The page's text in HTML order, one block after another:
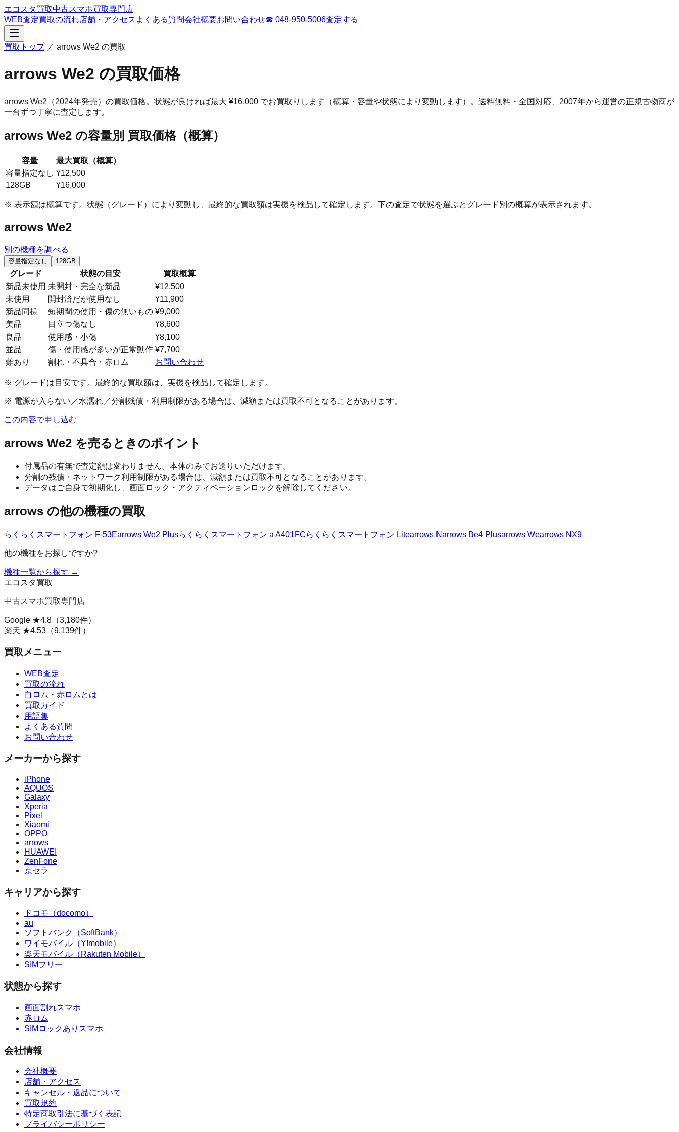
エコスタ買取中古スマホ買取専門店
WEB査定買取の流れ店舗・アクセス よくある質問会社概要お問い合わせ☎ 048-950-5006査定する
買取トップ／ arrows We2 の買取
arrows We2 の買取価格
arrows We2 （2024年発売） の買取価格。 状態が良ければ最大 ¥16,000 でお買取りします（概算・容量や状態により変動します）。 送料無料・全国対応、 2007年から運営の正規古物商が
一台ずつ丁寧に査定します。
arrows We2 の容量別 買取価格（概算）
容量
最大買取（概算）
容量指定なし ¥12,500
128GB
¥16,000
※ 表示額は概算です。状態（グレード）により変動し、最終的な買取額は実機を検品して確定します。下の査定で状態を選ぶとグレード別の概算が表示されます。
arrows We2
別の機種を調べる
容量指定なし 128GB
グレード 状態の目安
買取概算
新品未使用 未開封・完全な新品
¥12,500
未使用
開封済だが使用なし
¥11,900
新品同様
短期間の使用・傷の無いもの ¥9,000
美品
目立つ傷なし
¥8,600
良品
使用感・小傷
¥8,100
並品
傷・使用感が多いが正常動作 ¥7,700
難あり
割れ・不具合・赤ロム お問い合わせ
※ グレードは目安です。最終的な買取額は、実機を検品して確定します。
※ 電源が入らない／水濡れ／分割残債・利用制限がある場合は、減額または買取不可となることがあります。
この内容で申し込む
arrows We2 を売るときのポイント
付属品の有無で査定額は変わりません。本体のみでお送りいただけます。
分割の残債・ネットワーク利用制限がある場合は、減額または買取不可となることがあります。
データはご自身で初期化し、画面ロック・アクティベーションロックを解除してください。
arrows の他の機種の買取
らくらくスマートフォン F-53Earrows We2 Plusらくらくスマートフォン a A401FCらくらくスマートフォン Litearrows Narrows Be4 Plusarrows Wearrows NX9
他の機種をお探しですか?
機種一覧から探す →
エコスタ買取
中古スマホ買取専門店
Google ★4.8 （3,180件）
楽天 ★4.53 （9,139件）
買取メニュー
WEB査定
買取の流れ
白ロム・赤ロムとは
買取ガイド
用語集
よくある質問
お問い合わせ
メーカーから探す
iPhone
AQUOS
Galaxy
Xperia
Pixel
Xiaomi
OPPO
arrows
HUAWEI
ZenFone
京セラ
キャリアから探す
ドコモ（docomo）
au
ソフトバンク（SoftBank）
ワイモバイル（Y!mobile）
楽天モバイル（Rakuten Mobile）
SIMフリー
状態から探す
画面割れスマホ
赤ロム
SIMロックありスマホ
会社情報
会社概要
店舗・アクセス
キャンセル・返品について
買取規約
特定商取引法に基づく表記
プライバシーポリシー